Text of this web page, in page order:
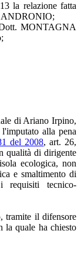
la relazione fatta
MONTAGNA
di Ariano Irpino,
alla pena
del 2008, art. 26,
qualità di dirigente
ecologica, non
e smaltimento di
requisiti tecnico-
tramite il difensore
la quale ha chiesto